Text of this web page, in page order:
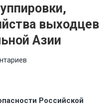
выходцев
Азии
Российской